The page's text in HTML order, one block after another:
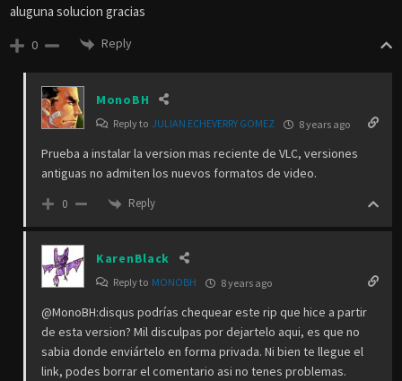
aluguna solucion gracias
0 Reply
MonoBH
Reply to JULIAN ECHEVERRY GOMEZ 8 years ago
Prueba a instalar la version mas reciente de VLC, versiones
antiguas no admiten los nuevos formatos de video.
0 Reply
KarenBlack
Reply to MONOBH 8 years ago
@MonoBH:disqus podrías chequear este rip que hice a partir
de esta version? Mil disculpas por dejartelo aqui, es que no
sabia donde enviártelo en forma privada. Ni bien te llegue el
link, podes borrar el comentario asi no tenes problemas.